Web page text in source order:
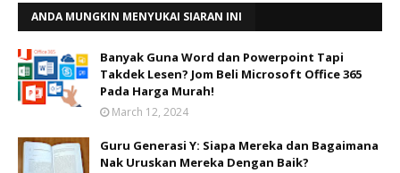
ANDA MUNGKIN MENYUKAI SIARAN INI
Banyak Guna Word dan Powerpoint Tapi
Takdek Lesen? Jom Beli Microsoft Office 365
Pada Harga Murah!
March 12, 2024
Guru Generasi Y: Siapa Mereka dan Bagaimana
Nak Uruskan Mereka Dengan Baik?